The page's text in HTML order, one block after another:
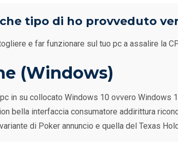
tipo di ho provveduto
e far funzionare sul tuo pc a assalire la
(Windows)
in su collocato Windows 10 ovvero
bella interfaccia consumatore addirittura
di Poker annuncio e quella del Texas